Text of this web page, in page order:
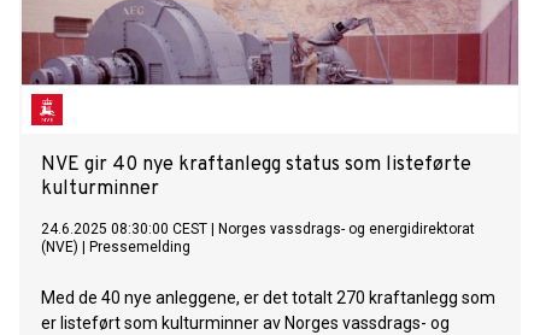
NVE gir 40 nye kraftanlegg status som listeførte
kulturminner
24.6.2025 08:30:00 CEST
Norges vassdrags- og energidirektorat
(NVE)
Pressemelding
Med de 40 nye anleggene, er det totalt 270 kraftanlegg som
er listeført som kulturminner av Norges vassdrags- og